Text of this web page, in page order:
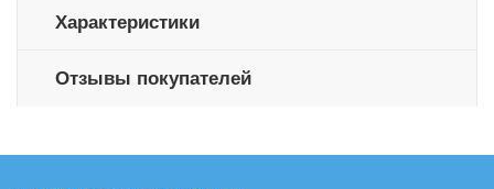
Характеристики
Отзывы покупателей